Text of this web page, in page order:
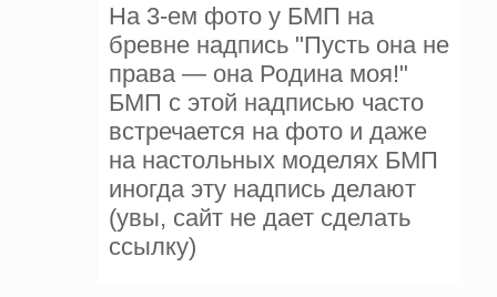
На 3-ем фото у БМП на
бревне надпись "Пусть она не
права — она Родина моя!"
БМП с этой надписью часто
встречается на фото и даже
на настольных моделях БМП
иногда эту надпись делают
(увы, сайт не дает сделать
ссылку)